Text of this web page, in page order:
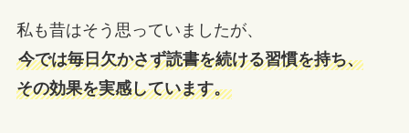
私も昔はそう思っていましたが、
今では毎日欠かさず読書を続ける習慣を持ち、
その効果を実感しています。